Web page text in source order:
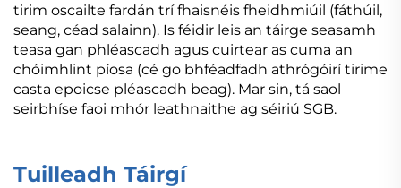
tirim oscailte fardán trí fhaisnéis fheidhmiúil (fáthúil,
seang, céad salainn). Is féidir leis an táirge seasamh
teasa gan phléascadh agus cuirtear as cuma an
chóimhlint píosa (cé go bhféadfadh athrógóirí tirime
casta epoicse pléascadh beag). Mar sin, tá saol
seirbhíse faoi mhór leathnaithe ag séiriú SGB.
Tuilleadh Táirgí